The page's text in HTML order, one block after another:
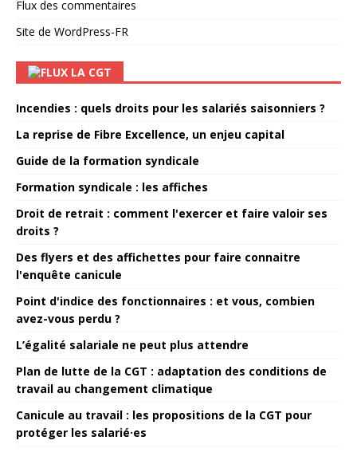
Flux des commentaires
Site de WordPress-FR
LA CGT
Incendies : quels droits pour les salariés saisonniers ?
La reprise de Fibre Excellence, un enjeu capital
Guide de la formation syndicale
Formation syndicale : les affiches
Droit de retrait : comment l'exercer et faire valoir ses
droits ?
Des flyers et des affichettes pour faire connaitre
l'enquête canicule
Point d'indice des fonctionnaires : et vous, combien
avez-vous perdu ?
L’égalité salariale ne peut plus attendre
Plan de lutte de la CGT : adaptation des conditions de
travail au changement climatique
Canicule au travail : les propositions de la CGT pour
protéger les salarié·es